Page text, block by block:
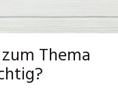
Thema